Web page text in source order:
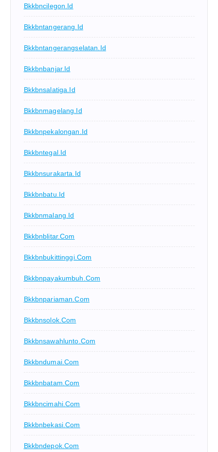
Bkkbncilegon.id
Bkkbntangerang.id
Bkkbntangerangselatan.id
Bkkbnbanjar.id
Bkkbnsalatiga.id
Bkkbnmagelang.id
Bkkbnpekalongan.id
Bkkbntegal.id
Bkkbnsurakarta.id
Bkkbnbatu.id
Bkkbnmalang.id
Bkkbnblitar.com
Bkkbnbukittinggi.com
Bkkbnpayakumbuh.com
Bkkbnpariaman.com
Bkkbnsolok.com
Bkkbnsawahlunto.com
Bkkbndumai.com
Bkkbnbatam.com
Bkkbncimahi.com
Bkkbnbekasi.com
Bkkbndepok.com